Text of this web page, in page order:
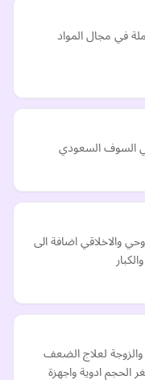
في مجال المواد
السوف السعودي
والاخلاقي اضافة الى
لعلاج الضعف
ادوية واجهزة